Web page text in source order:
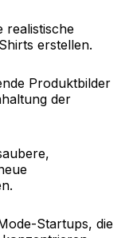
realistische
erstellen.
Produktbilder
der
Startups, die